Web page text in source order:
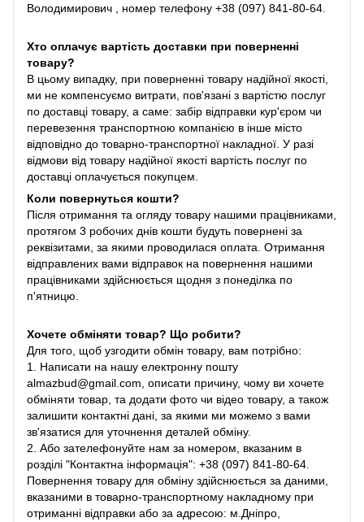
Володимирович , номер телефону +38 (097) 841-80-64.
Хто оплачує вартість доставки при поверненні
товару?
В цьому випадку, при поверненні товару надійної якості,
ми не компенсуємо витрати, пов'язані з вартістю послуг
по доставці товару, а саме: забір відправки кур'єром чи
перевезення транспортною компанією в інше місто
відповідно до товарно-транспортної накладної. У разі
відмови від товару надійної якості вартість послуг по
доставці оплачується покупцем.
Коли повернуться кошти?
Після отримання та огляду товару нашими працівниками,
протягом 3 робочих днів кошти будуть повернені за
реквізитами, за якими проводилася оплата. Отримання
відправлених вами відправок на повернення нашими
працівниками здійснюється щодня з понеділка по
п'ятницю.
Хочете обміняти товар? Що робити?
Для того, щоб узгодити обмін товару, вам потрібно:
1. Написати на нашу електронну пошту
almazbud@gmail.com, описати причину, чому ви хочете
обміняти товар, та додати фото чи відео товару, а також
залишити контактні дані, за якими ми можемо з вами
зв'язатися для уточнення деталей обміну.
2. Або зателефонуйте нам за номером, вказаним в
розділі "Контактна інформація": +38 (097) 841-80-64.
Повернення товару для обміну здійснюється за даними,
вказаними в товарно-транспортному накладному при
отриманні відправки або за адресою: м.Дніпро,